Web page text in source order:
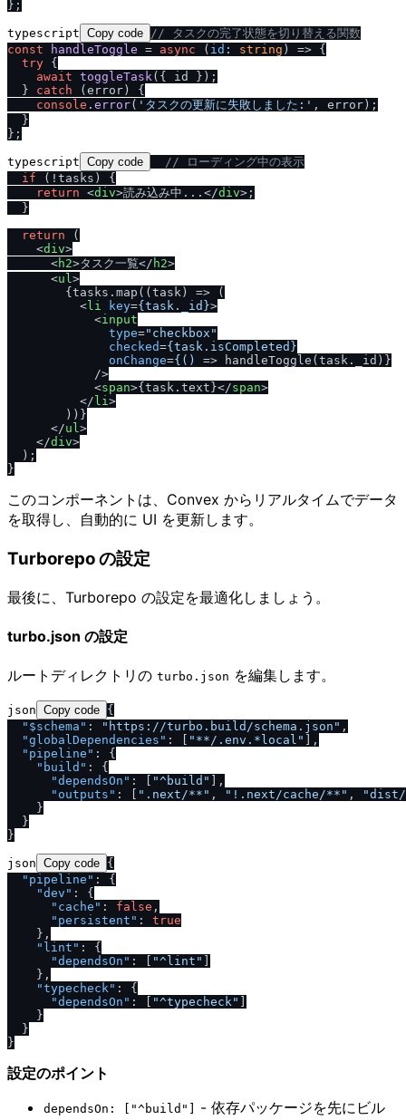
typescript Copy code // タスクの完了状態を切り替える関数
const
handleToggle = async ( id : string ) => {
try {
await toggleTask({ id });
  }
catch (error) {
console . error( 'タスクの更新に失敗しました:' , error);
  }
typescript Copy code // ローディング中の表示
if (!tasks) {
return <div>読み込み中... </div> ;
  }
return (
<div>
<h2>タスク一覧</ h2>
<ul>
        {tasks.map((task) => (
<li key={task._id}>
<input
type="checkbox"
checked={task.isCompleted}
onChange={() => handleToggle(task._id)}
/>
<span>{task.text}</span>
</ li>
        ))}
</ul>
</div>
  );
このコンポーネントは、Convex からリアルタイムでデータ
を取得し、自動的に UI を更新します。
Turborepo の設定
最後に、Turborepo の設定を最適化しましょう。
turbo.json の設定
ルートディレクトリの turbo.json を編集します。
json Copy code {
"$schema" : "https: //turbo.build /schema.json" ,
"globalDependencies" : "**/ .env.*local"
,
"pipeline" :
{
"build" :
{
"dependsOn" : "^build"
,
"outputs" : ".next/**" , "!.next/cache/**" , "dist/
}
}
}
json Copy code {
"pipeline" :
{
"dev" :
{
"cache" : false ,
"persistent" :
true
} ,
"lint" :
{
"dependsOn" : "^lint"
} ,
"typecheck" :
{
"dependsOn" : "^typecheck"
}
}
}
設定のポイント
dependsOn: ["^build"]
- 依存パッケージを先にビル